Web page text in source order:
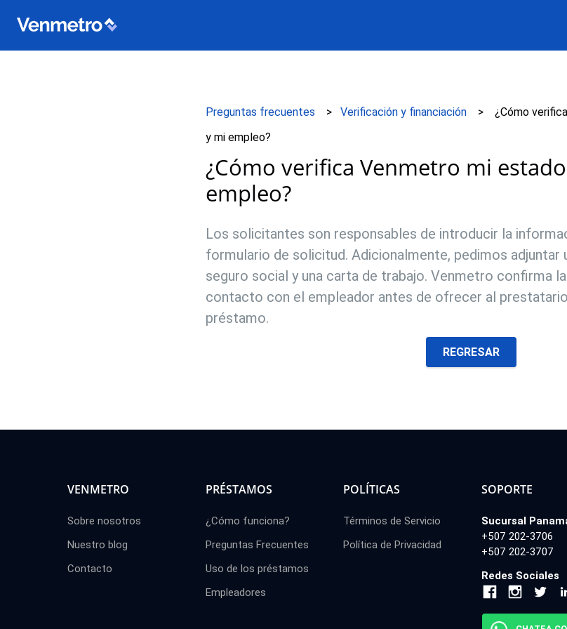
Preguntas frecuentes Verificación y financiación
¿Cómo
y mi empleo?
¿Cómo verifica Venmetro mi
empleo?
Los solicitantes son responsables de introducir la
formulario de solicitud. Adicionalmente, pedimos adjuntar
seguro social y una carta de trabajo. Venmetro confirma
contacto con el empleador antes de ofrecer al
préstamo.
REGRESAR
VENMETRO
Sobre nosotros
Nuestro blog
Contacto
PRÉSTAMOS
¿Cómo funciona?
Preguntas Frecuentes
Uso de los préstamos
Empleadores
POLÍTICAS
Términos de Servicio
Política de Privacidad
SOPORTE
Sucursal
+507 202-3706
+507 202-3707
Redes Sociales